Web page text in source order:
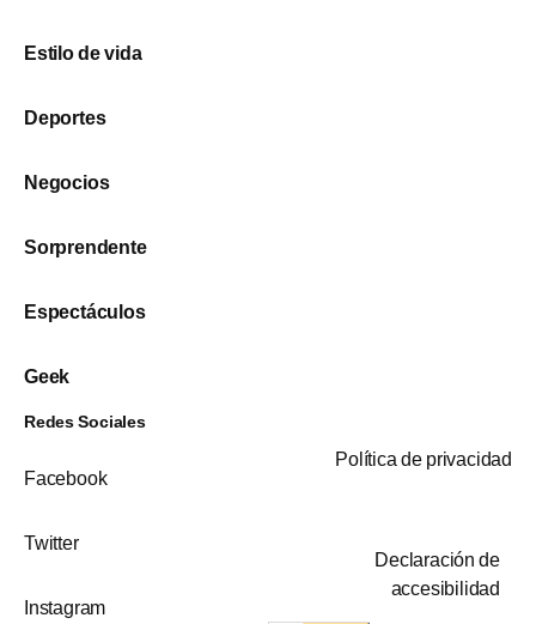
Estilo de vida
Deportes
Negocios
Sorprendente
Espectáculos
Geek
Redes Sociales
Facebook
Twitter
Instagram
Política de privacidad
Declaración de
accesibilidad